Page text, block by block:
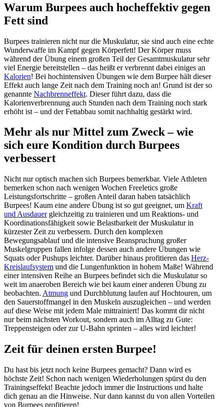
Warum Burpees auch hocheffektiv gegen
Fett sind
Burpees trainieren nicht nur die Muskulatur, sie sind auch eine echte
Wunderwaffe im Kampf gegen Körperfett! Der Körper muss
während der Übung einem großen Teil der Gesamtmuskulatur sehr
viel Energie bereitstellen – das heißt er verbrennt dabei einiges an
Kalorien! Bei hochintensiven Übungen wie dem Burpee hält dieser
Effekt auch lange Zeit nach dem Training noch an! Grund ist der so
genannte Nachbrenneffekt. Dieser führt dazu, dass die
Kalorienverbrennung auch Stunden nach dem Training noch stark
erhöht ist – und der Fettabbau somit nachhaltig gestärkt wird.
Mehr als nur Mittel zum Zweck – wie
sich eure Kondition durch Burpees
verbessert
Nicht nur optisch machen sich Burpees bemerkbar. Viele Athleten
bemerken schon nach wenigen Wochen Freeletics große
Leistungsfortschritte – großen Anteil daran haben tatsächlich
Burpees! Kaum eine andere Übung ist so gut geeignet, um Kraft
und Ausdauergleichzeitig zu trainieren und um Reaktions- und
Koordinationsfähigkeit sowie Belastbarkeit der Muskulatur in
kürzester Zeit zu verbessern. Durch den komplexen
Bewegungsablauf und die intensive Beanspruchung großer
Muskelgruppen fallen infolge dessen auch andere Übungen wie
Squats oder Pushups leichter. Darüber hinaus profitieren das Herz-
Kreislaufsystem und die Lungenfunktion in hohem Maße! Während
einer intensiven Reihe an Burpees befindet sich die Muskulatur so
weit im anaeroben Bereich wie bei kaum einer anderen Übung zu
beobachten. Atmung und Durchblutung laufen auf Hochtouren, um
den Sauerstoffmangel in den Muskeln auszugleichen – und werden
auf diese Weise mit jedem Male mittrainiert! Das kommt dir nicht
nur beim nächsten Workout, sondern auch im Alltag zu Gute:
Treppensteigen oder zur U-Bahn sprinten – alles wird leichter!
Zeit für deinen ersten Burpee!
Du hast bis jetzt noch keine Burpees gemacht? Dann wird es
höchste Zeit! Schon nach wenigen Wiederholungen spürst du den
Trainingseffekt! Beachte jedoch immer die Instructions und halte
dich genau an die Hinweise. Nur dann kannst du von allen Vorteilen
von Burpees profitieren!